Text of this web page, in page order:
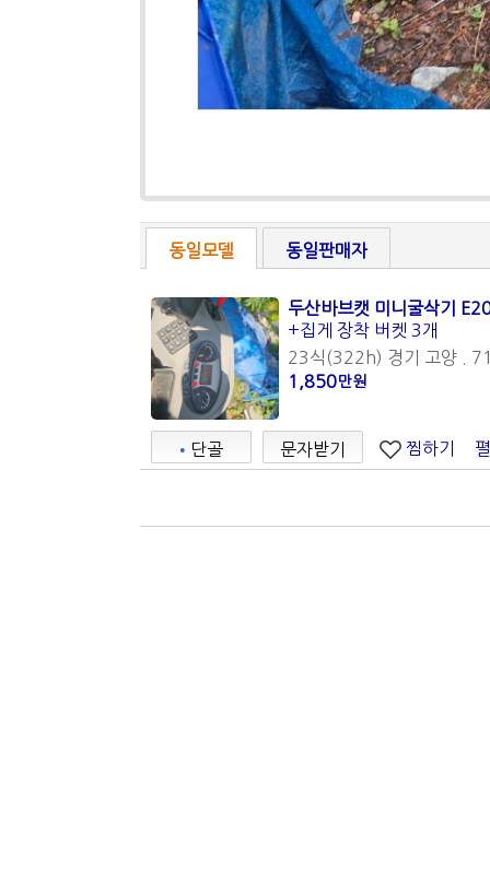
동일모델 동일판매자
두산바브캣 미니굴삭기
+집게 장착 버켓 3개
23식(322h) 경기 고양 .
1,850만원
• 단골 문자받기 찜하기